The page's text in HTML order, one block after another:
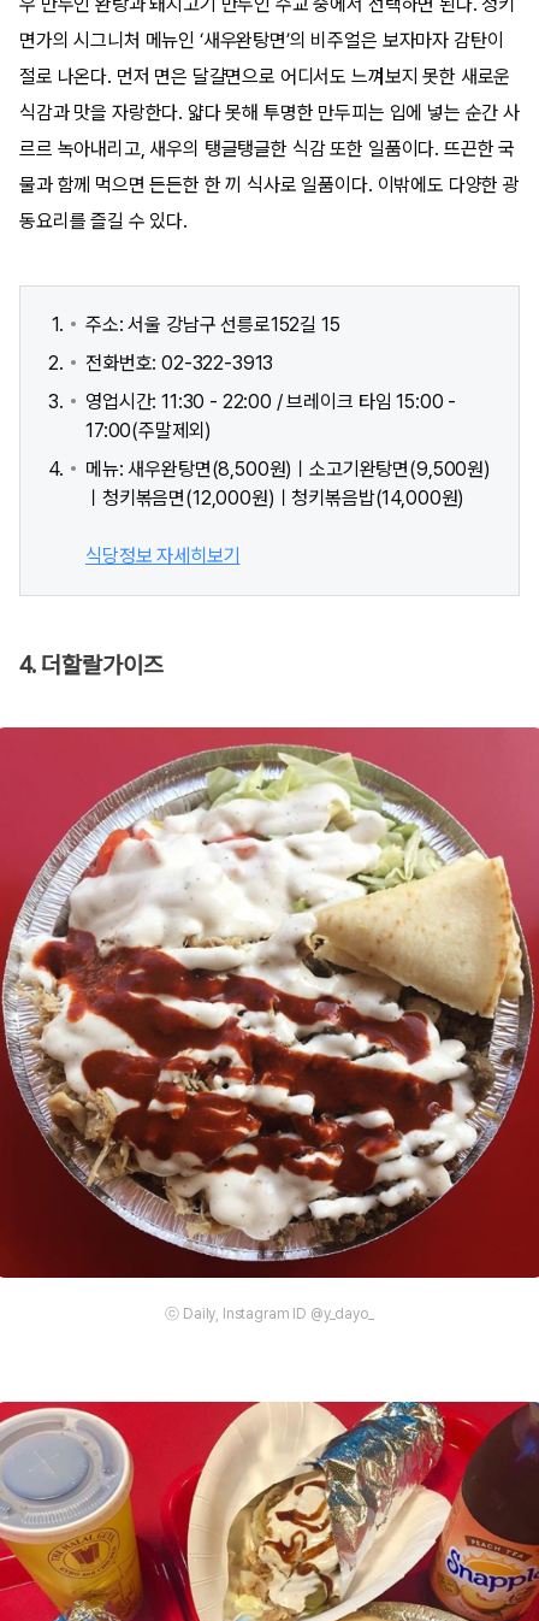
면가의 시그니처 메뉴인 ‘새우완탕면’의 비주얼은 보자마자 감탄이
절로 나온다. 먼저 면은 달걀면으로 어디서도 느껴보지 못한 새로운
식감과 맛을 자랑한다. 얇다 못해 투명한 만두피는 입에 넣는 순간 사
르르 녹아내리고, 새우의 탱글탱글한 식감 또한 일품이다. 뜨끈한 국
물과 함께 먹으면 든든한 한 끼 식사로 일품이다. 이밖에도 다양한 광
동요리를 즐길 수 있다.
주소: 서울 강남구 선릉로152길 15
전화번호: 02-322-3913
영업시간: 11:30 - 22:00 / 브레이크 타임 15:00 -
17:00(주말제외)
메뉴: 새우완탕면(8,500원)ㅣ소고기완탕면(9,500원)
ㅣ청키볶음면(12,000원)ㅣ청키볶음밥(14,000원)
식당정보 자세히보기
4. 더할랄가이즈
ⓒ Daily, Instagram ID @y_dayo_